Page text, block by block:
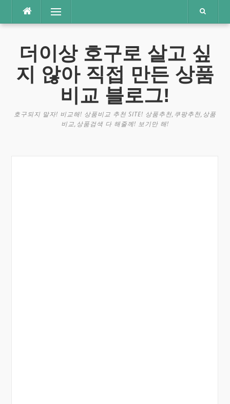
츠
메뉴
더이상 호구로 살고 싶
지 않아 직접 만든 상품
비교 블로그!
호구되지 말자! 비교해! 상품비교 추천 SITE! 상품추천,쿠팡추천,상품
비교,상품검색 다 해줄께! 보기만 해!